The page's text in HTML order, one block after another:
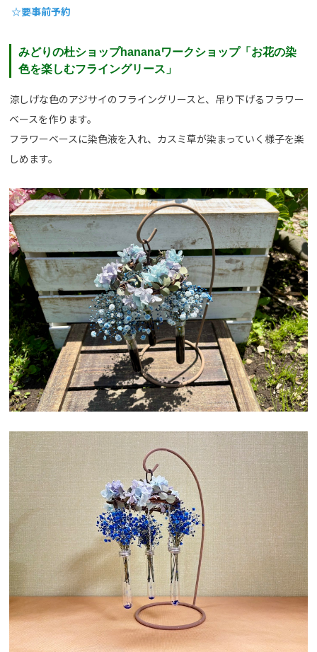
☆要事前予約
みどりの杜ショップhananaワークショップ「お花の染
色を楽しむフライングリース」
涼しげな色のアジサイのフライングリースと、吊り下げるフラワー
ベースを作ります。
フラワーベースに染色液を入れ、カスミ草が染まっていく様子を楽
しめます。